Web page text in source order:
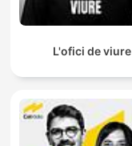
L'ofici de viure